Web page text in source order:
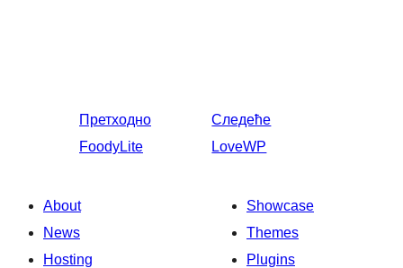
Претходно
FoodyLite
Следеће
LoveWP
About
News
Hosting
Showcase
Themes
Plugins